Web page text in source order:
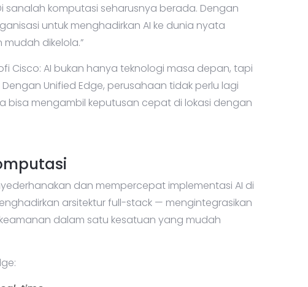
sanalah komputasi seharusnya berada. Dengan
untuk menghadirkan AI ke dunia nyata
dikelola.”
Cisco: AI bukan hanya teknologi masa depan, tapi
Unified Edge, perusahaan tidak perlu lagi
bisa mengambil keputusan cepat di lokasi dengan
dan mempercepat implementasi AI di
arsitektur full-stack — mengintegrasikan
dalam satu kesatuan yang mudah